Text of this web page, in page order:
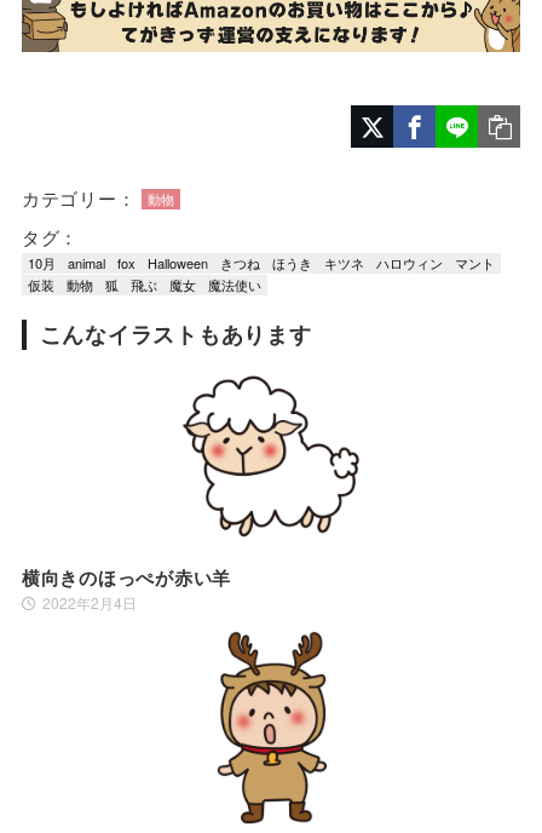
カテゴリー： 動物
タグ：
10月 animal fox Halloween きつね ほうき キツネ ハロウィン
マント
仮装
動物 狐 飛ぶ 魔女 魔法使い
こんなイラストもあります
横向きのほっぺが赤い羊
2022年2月4日